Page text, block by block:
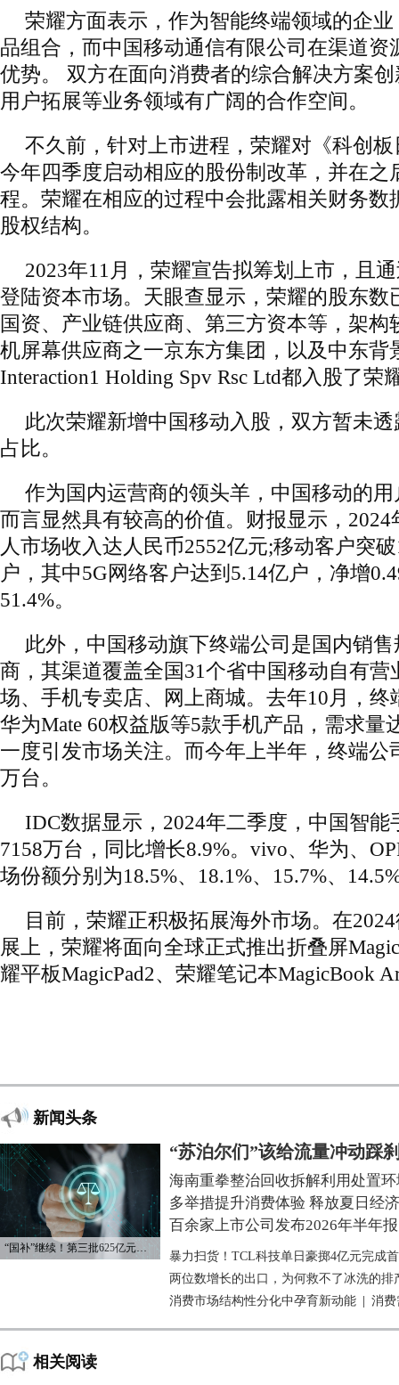
荣耀方面表示，作为智能终端领域的企
品组合，而中国移动通信有限公司在渠道资
优势。 双方在面向消费者的综合解决方案
用户拓展等业务领域有广阔的合作空间。
不久前，针对上市进程，荣耀对《科创
今年四季度启动相应的股份制改革，并在之
程。荣耀在相应的过程中会批露相关财务数
股权结构。
2023年11月，荣耀宣告拟筹划上市，且
登陆资本市场。天眼查显示，荣耀的股东数
国资、产业链供应商、第三方资本等，架构
机屏幕供应商之一京东方集团，以及中东背
Interaction1 Holding Spv Rsc Ltd都入股了荣
此次荣耀新增中国移动入股，双方暂未
占比。
作为国内运营商的领头羊，中国移动的
而言显然具有较高的价值。财报显示，
人市场收入达人民币2552亿元;移动客户突
户，其中5G网络客户达到5.14亿户，净增
51.4%。
此外，中国移动旗下终端公司是国内销
商，其渠道覆盖全国31个省中国移动自有营
场、手机专卖店、网上商城。去年10月，终
华为Mate 60权益版等5款手机产品，需求量
一度引发市场关注。而今年上半年，终端公
万台。
IDC数据显示，2024年二季度，中国智
7158万台，同比增长8.9%。vivo、华为、
场份额分别为18.5%、18.1%、15.7%、
目前，荣耀正积极拓展海外市场。在
展上，荣耀将面向全球正式推出折叠屏
耀平板MagicPad2、荣耀笔记本MagicBook
新闻头条
“国补”继续！第三批625亿元资金已下达
“苏泊尔们”该给流量冲动踩
海南重拳整治回收拆解利用处置
多举措提升消费体验 释放夏日经
百余家上市公司发布2026年半年报
暴力扫货！TCL科技单日豪掷4亿元完成
两位数增长的出口，为何救不了冰洗的排
消费市场结构性分化中孕育新动能
消费
相关阅读